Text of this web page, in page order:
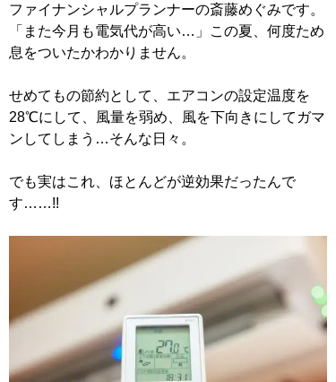
ファイナンシャルプランナーの斎藤めぐみです。
「また今月も電気代が高い…」この夏、何度ため
息をついたかわかりません。
せめてもの節約として、エアコンの設定温度を
28℃にして、風量を弱め、風を下向きにしてガマ
ンしてしまう…そんな日々。
でも実はこれ、ほとんどが逆効果だったんで
す……!!